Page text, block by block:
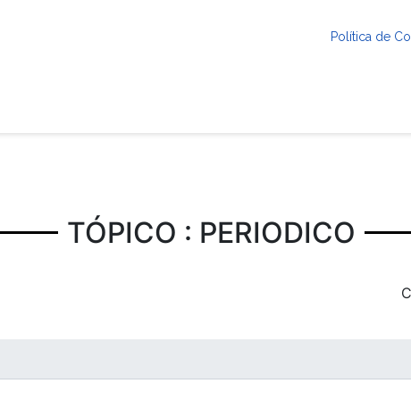
Política de
TÓPICO : PERIODICO